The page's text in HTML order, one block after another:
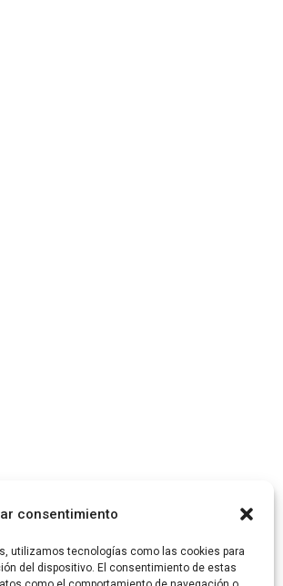
consentimiento
utilizamos tecnologías como las cookies para
del dispositivo. El consentimiento de estas